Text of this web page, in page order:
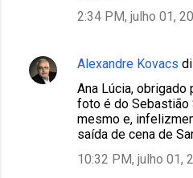
2:34 PM, julho 01,
Alexandre Kovacs
Ana Lúcia,
foto é do Sebastião
mesmo e,
saída de cena de
10:32 PM, julho 01,